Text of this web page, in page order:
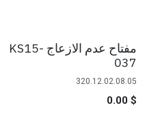
مفتاح عدم الازعاج KS15-
037
320.12.02.08.05
$
0.00